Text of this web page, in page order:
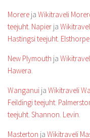
Morere ja Wikitraveli
teejuht. Napier ja
Hastingsi teejuht. Elsthorpe
New Plymouth ja
Hawera.
Wanganui ja Wikitraveli
Feildingi teejuht.
teejuht. Shannon. Levin.
Masterton ja Wikitraveli